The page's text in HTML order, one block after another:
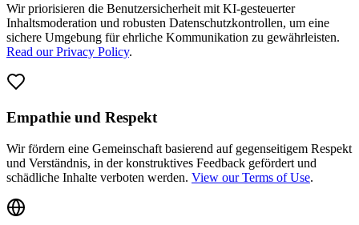
Wir priorisieren die Benutzersicherheit mit KI-gesteuerter
Inhaltsmoderation und robusten Datenschutzkontrollen, um eine
sichere Umgebung für ehrliche Kommunikation zu gewährleisten.
Read our Privacy Policy.
Empathie und Respekt
Wir fördern eine Gemeinschaft basierend auf gegenseitigem Respekt
und Verständnis, in der konstruktives Feedback gefördert und
schädliche Inhalte verboten werden. View our Terms of Use.